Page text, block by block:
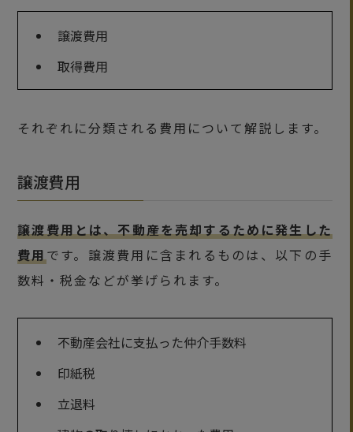
譲渡費用
取得費用
それぞれに分類される費用について解説します。
譲渡費用
譲渡費用とは、不動産を売却するために発生した
費用です。譲渡費用に含まれるものは、以下の手
数料・税金などが挙げられます。
不動産会社に支払った仲介手数料
印紙税
立退料